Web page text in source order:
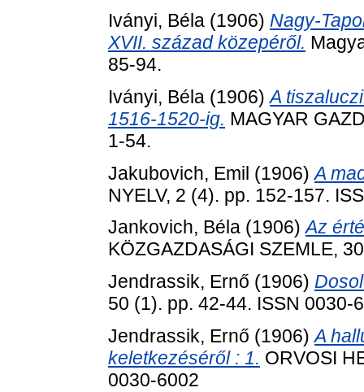
Iványi, Béla (1906) Nagy-
XVII. század közepéről.
85-94.
Iványi, Béla (1906)A
1516-1520-ig. MAGYAR
1-54.
Jakubovich, Emil (1906)A
NYELV, 2 (4). pp. 152-157.
Jankovich, Béla (1906)Az
KÖZGAZDASÁGI SZEMLE,
Jendrassik, Ernő (1906)
50 (1). pp. 42-44. ISSN 0030-
Jendrassik, Ernő (1906)A
keletkezéséről : 1. ORVOSI
0030-6002